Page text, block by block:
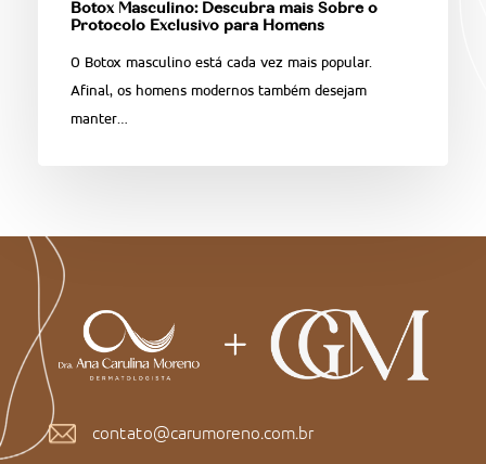
Botox Masculino: Descubra mais Sobre o
Protocolo Exclusivo para Homens
O Botox masculino está cada vez mais popular.
Afinal, os homens modernos também desejam
manter…
contato@carumoreno.com.br